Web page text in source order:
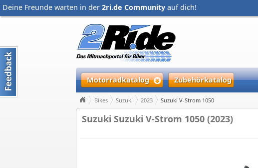
Deine Freunde warten in der 2ri.de Community auf dich!
Motorradkatalog Zubehörkatalog
Bikes Suzuki 2023 Suzuki V-Strom 1050
Suzuki Suzuki V-Strom 1050 (2023)